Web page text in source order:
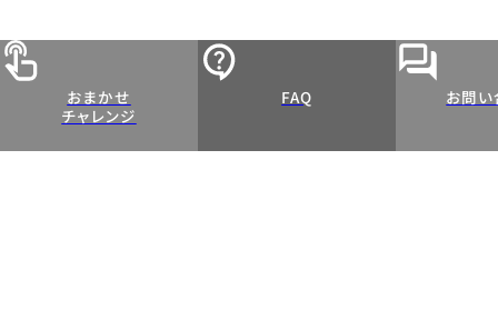
おまかせ
チャレンジ
FAQ お問